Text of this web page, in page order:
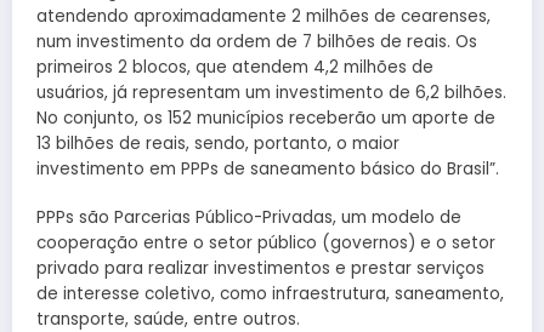
atendendo aproximadamente 2 milhões de cearenses,
num investimento da ordem de 7 bilhões de reais. Os
primeiros 2 blocos, que atendem 4,2 milhões de
usuários, já representam um investimento de 6,2 bilhões.
No conjunto, os 152 municípios receberão um aporte de
13 bilhões de reais, sendo, portanto, o maior
investimento em PPPs de saneamento básico do Brasil”.
PPPs são Parcerias Público-Privadas, um modelo de
cooperação entre o setor público (governos) e o setor
privado para realizar investimentos e prestar serviços
de interesse coletivo, como infraestrutura, saneamento,
transporte, saúde, entre outros.